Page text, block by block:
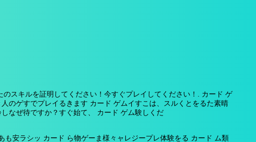
スキルを証明してください！今すぐプレイしてください！. カード ゲ
のゲすでプレイるきます カード ゲムイすこは、スルくとをるた素晴
なぜ待ですか？すぐ始て、 カード ゲム験しくだ
安ラシッ カード ら物ゲーま様々ャレジープレ体験をる カード ム類